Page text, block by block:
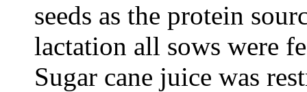
seeds as the protein
lactation all sows were
Sugar cane juice was